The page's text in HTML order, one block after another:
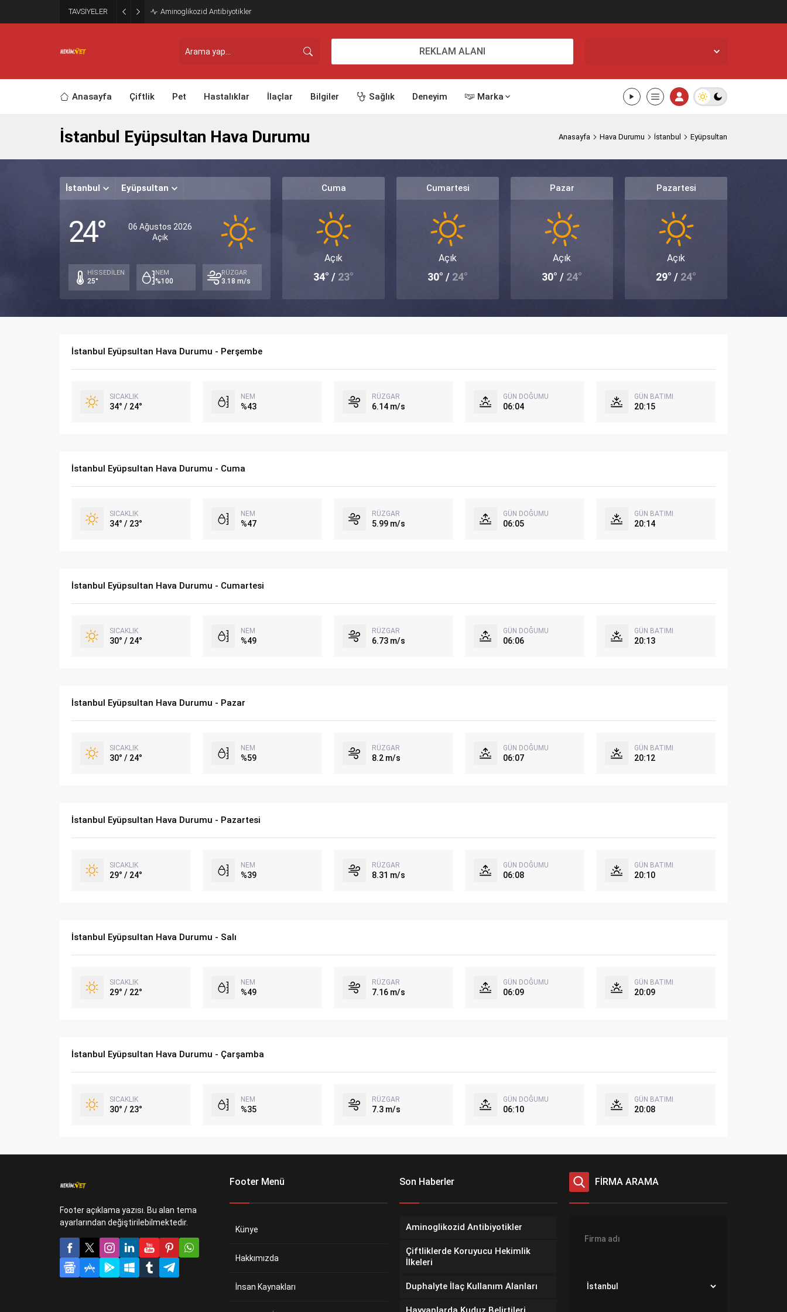
TAVSİYELER Aminoglikozid Antibiyotikler
REKLAM ALANI
Anasayfa Çiftlik Pet Hastalıklar İlaçlar Bilgiler Sağlık Deneyim Marka
İstanbul Eyüpsultan Hava Durumu Anasayfa Hava Durumu İstanbul Eyüpsultan
İstanbul Eyüpsultan
24°
06 Ağustos 2026
Açık
HİSSEDİLEN
25°
NEM
%100
RÜZGAR
3.18 m/s
Cuma
Açık
34° / 23°
Cumartesi
Açık
30° / 24°
Pazar
Açık
30° / 24°
Pazartesi
Açık
29° / 24°
İstanbul Eyüpsultan Hava Durumu - Perşembe
SICAKLIK
34° / 24°
NEM
%43
RÜZGAR
6.14 m/s
GÜN DOĞUMU
06:04
GÜN BATIMI
20:15
İstanbul Eyüpsultan Hava Durumu - Cuma
SICAKLIK
34° / 23°
NEM
%47
RÜZGAR
5.99 m/s
GÜN DOĞUMU
06:05
GÜN BATIMI
20:14
İstanbul Eyüpsultan Hava Durumu - Cumartesi
SICAKLIK
30° / 24°
NEM
%49
RÜZGAR
6.73 m/s
GÜN DOĞUMU
06:06
GÜN BATIMI
20:13
İstanbul Eyüpsultan Hava Durumu - Pazar
SICAKLIK
30° / 24°
NEM
%59
RÜZGAR
8.2 m/s
GÜN DOĞUMU
06:07
GÜN BATIMI
20:12
İstanbul Eyüpsultan Hava Durumu - Pazartesi
SICAKLIK
29° / 24°
NEM
%39
RÜZGAR
8.31 m/s
GÜN DOĞUMU
06:08
GÜN BATIMI
20:10
İstanbul Eyüpsultan Hava Durumu - Salı
SICAKLIK
29° / 22°
NEM
%49
RÜZGAR
7.16 m/s
GÜN DOĞUMU
06:09
GÜN BATIMI
20:09
İstanbul Eyüpsultan Hava Durumu - Çarşamba
SICAKLIK
30° / 23°
NEM
%35
RÜZGAR
7.3 m/s
GÜN DOĞUMU
06:10
GÜN BATIMI
20:08
Footer açıklama yazısı. Bu alan tema
ayarlarından değiştirilebilmektedir.
Footer Menü
Künye
Hakkımızda
İnsan Kaynakları
Son Haberler
Aminoglikozid Antibiyotikler
Çiftliklerde Koruyucu Hekimlik
İlkeleri
Duphalyte İlaç Kullanım Alanları
FİRMA ARAMA